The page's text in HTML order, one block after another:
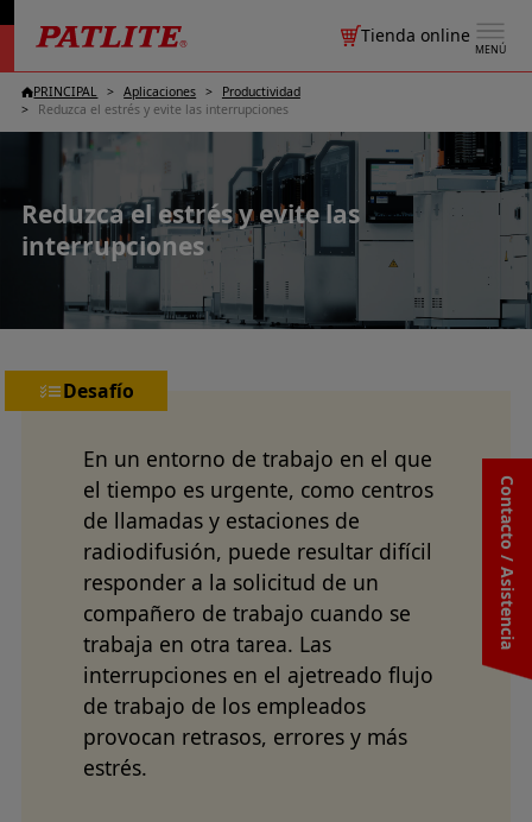
MENÚ
Tienda online
Contacto / Asistencia
PRINCIPAL Aplicaciones
Productividad
Reduzca el estrés y evite las interrupciones
Reduzca el estrés y evite las
interrupciones
Desafío
En un entorno de trabajo en el que
el tiempo es urgente, como centros
de llamadas y estaciones de
radiodifusión, puede resultar difícil
responder a la solicitud de un
compañero de trabajo cuando se
trabaja en otra tarea. Las
interrupciones en el ajetreado flujo
de trabajo de los empleados
provocan retrasos, errores y más
estrés.